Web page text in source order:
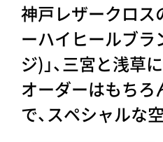
神戸レザークロス
ーハイヒールブラ
ジ)」、三宮と浅
オーダーはもちろ
で、スペシャルな